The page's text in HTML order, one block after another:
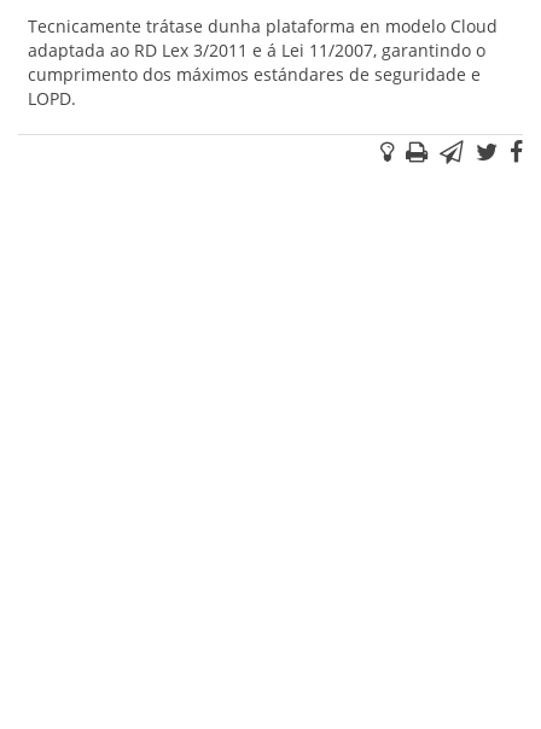
Tecnicamente trátase dunha plataforma en modelo Cloud
adaptada ao RD Lex 3/2011 e á Lei 11/2007, garantindo o
cumprimento dos máximos estándares de seguridade e
LOPD.
Suxestións
Imprimir
Correo